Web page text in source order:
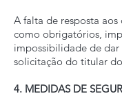
A falta de resposta aos
como obrigatórios,
impossibilidade de dar
solicitação do titular
4. MEDIDAS DE